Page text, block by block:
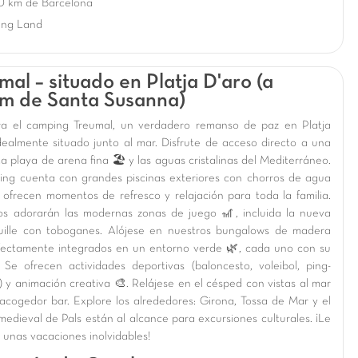
km de Barcelona
Land
– situado en Platja D'aro (a
de Santa Susanna)
el camping Treumal, un verdadero remanso de paz en Platja
situado junto al mar. Disfrute de acceso directo a una
playa de arena fina 🏖️ y las aguas cristalinas del Mediterráneo.
cuenta con grandes piscinas exteriores con chorros de agua
momentos de refresco y relajación para toda la familia.
adorarán las modernas zonas de juego 🎢, incluida la nueva
con toboganes. Alójese en nuestros bungalows de madera
integrados en un entorno verde 🌿, cada uno con su
Se ofrecen actividades deportivas (baloncesto, voleibol, ping-
y animación creativa 🎨. Relájese en el césped con vistas al mar
bar. Explore los alrededores: Girona, Tossa de Mar y el
de Pals están al alcance para excursiones culturales. ¡Le
unas vacaciones inolvidables!